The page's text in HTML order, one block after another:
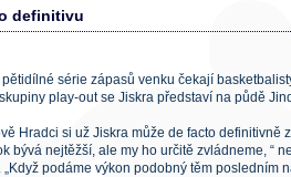
definitivu
série zápasů venku čekají
play-out se Jiskra představí na půdě
Hradci si už Jiskra může de facto definitivně
bývá nejtěžší, ale my ho určitě zvládneme, “
podáme výkon podobný těm posledním